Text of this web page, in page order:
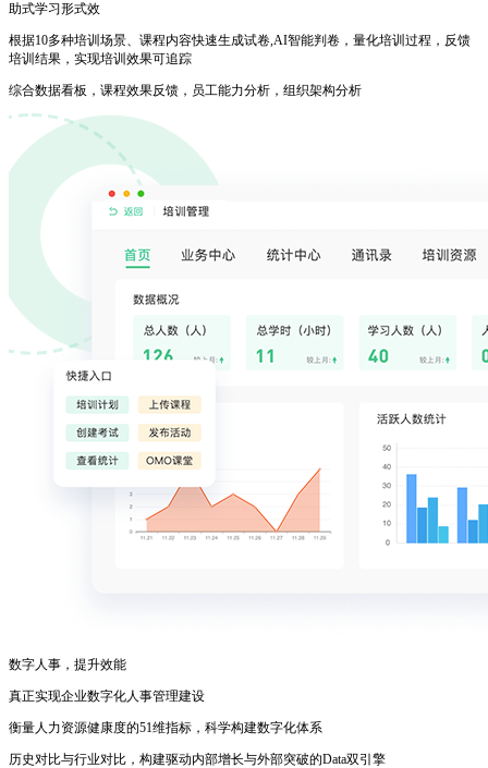
助式学习形式效
根据10多种培训场景、课程内容快速生成试卷,AI智能判卷，量化培训过程，反馈
培训结果，实现培训效果可追踪
综合数据看板，课程效果反馈，员工能力分析，组织架构分析
数字人事，提升效能
真正实现企业数字化人事管理建设
衡量人力资源健康度的51维指标，科学构建数字化体系
历史对比与行业对比，构建驱动内部增长与外部突破的Data双引擎